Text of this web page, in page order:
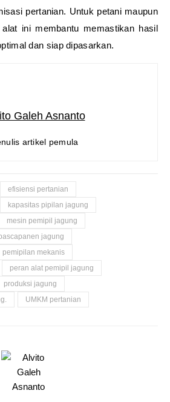
pertanian. Untuk petani maupun
ini membantu memastikan hasil
dan siap dipasarkan.
Galeh Asnanto
artikel pemula
efisiensi pertanian
kapasitas pipilan jagung
mesin pemipil jagung
jagung
pemipilan mekanis
peran alat pemipil jagung
produksi jagung
UMKM pertanian